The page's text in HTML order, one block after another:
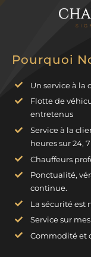
Pourquoi
Un service à la
Flotte de
entretenus
Service à la
heures sur 24,
Chauffeurs
Ponctualité,
continue.
La sécurité est
Service sur
Commodité et